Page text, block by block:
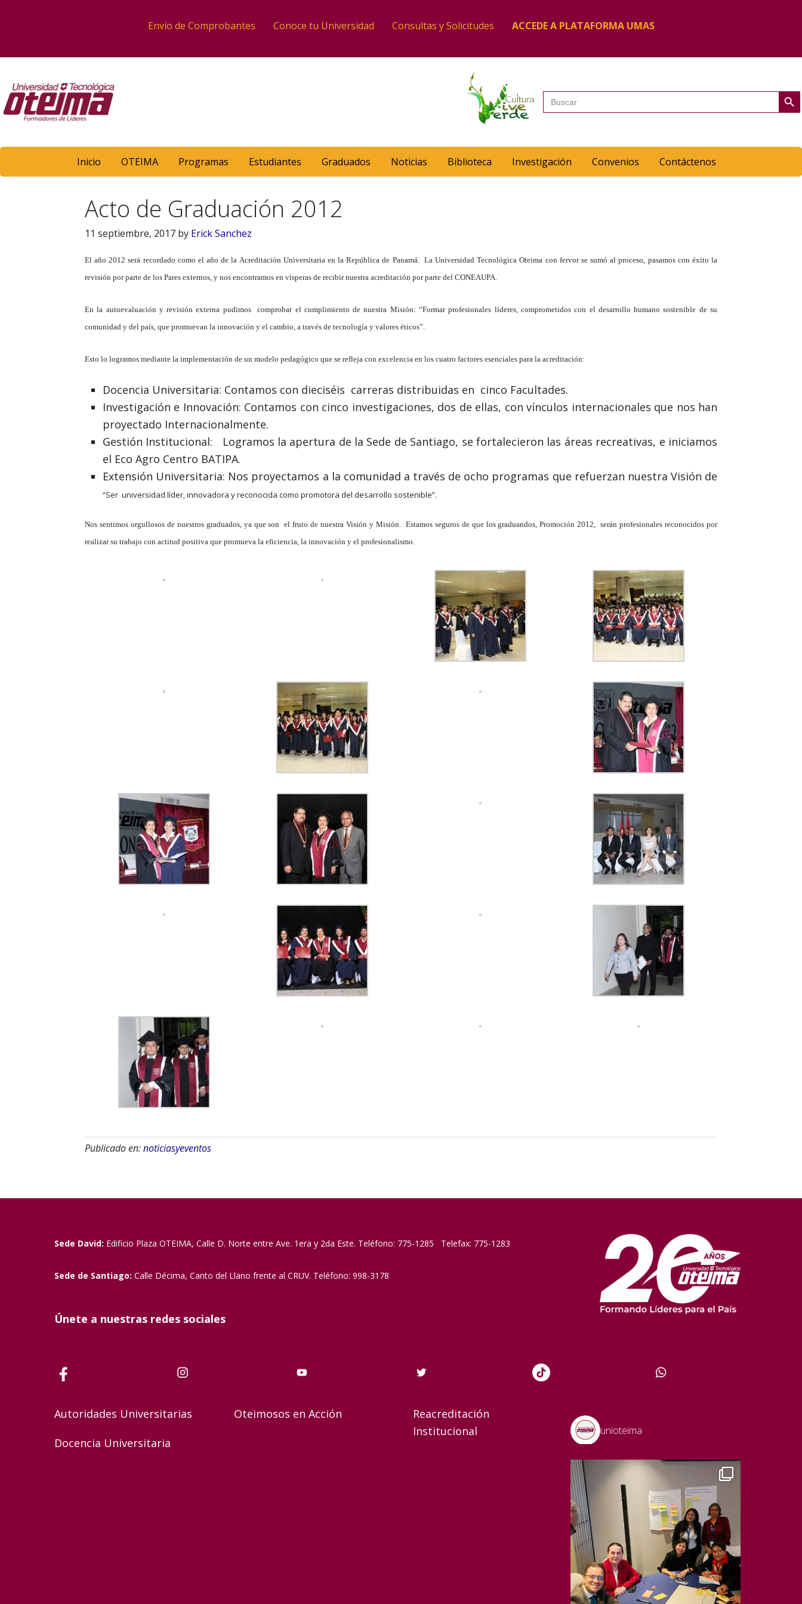
Envío de Comprobantes Conoce tu Universidad Consultas y Solicitudes ACCEDE A PLATAFORMA UMAS
Buscar: Botón de
Inicio OTEIMA Programas Estudiantes Graduados Noticias Biblioteca Investigación Convenios Contáctenos
Acto de Graduación 2012
11 septiembre, 2017 by Erick Sanchez
El año 2012 será recordado como el año de la Acreditación Universitaria en la República de Panamá. La Universidad Tecnológica Oteima con fervor se sumó al proceso, pasamos con éxito la
revisión por parte de los Pares externos, y nos encontramos en vísperas de recibir nuestra acreditación por parte del CONEAUPA.
En la autoevaluación y revisión externa pudimos comprobar el cumplimiento de nuestra Misión: “Formar profesionales líderes, comprometidos con el desarrollo humano sostenible de su
comunidad y del país, que promuevan la innovación y el cambio, a través de tecnología y valores éticos”.
Esto lo logramos mediante la implementación de un modelo pedagógico que se refleja con excelencia en los cuatro factores esenciales para la acreditación:
Docencia Universitaria: Contamos con dieciséis carreras distribuidas en cinco Facultades.
Investigación e Innovación: Contamos con cinco investigaciones, dos de ellas, con vínculos internacionales que nos han
proyectado Internacionalmente.
Gestión Institucional: Logramos la apertura de la Sede de Santiago, se fortalecieron las áreas recreativas, e iniciamos
el Eco Agro Centro BATIPA.
Extensión Universitaria: Nos proyectamos a la comunidad a través de ocho programas que refuerzan nuestra Visión de
“Ser universidad líder, innovadora y reconocida como promotora del desarrollo sostenible”.
Nos sentimos orgullosos de nuestros graduados, ya que son el fruto de nuestra Visión y Misión. Estamos seguros de que los graduandos, Promoción 2012, serán profesionales reconocidos por
realizar su trabajo con actitud positiva que promueva la eficiencia, la innovación y el profesionalismo.
Publicado en:noticiasyeventos
Sede David: Edificio Plaza OTEIMA, Calle D. Norte entre Ave. 1era y 2da Este. Teléfono: 775-1285 Telefax: 775-1283
Sede de Santiago: Calle Décima, Canto del Llano frente al CRUV. Teléfono: 998-3178
Únete a nuestras redes sociales
Autoridades Universitarias
Docencia Universitaria
Oteimosos en Acción
Reacreditación
Institucional
unioteima